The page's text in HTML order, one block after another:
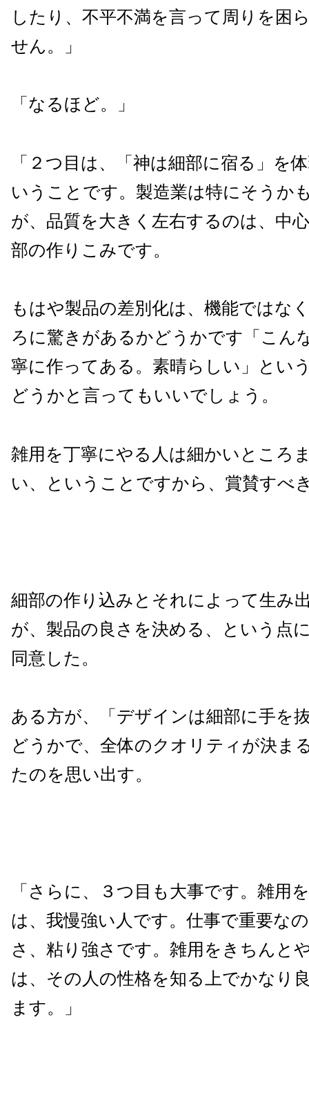
したり、不平不満を言って周りを困
せん。」
「なるほど。」
「２つ目は、「神は細部に宿る」を
いうことです。製造業は特にそうか
が、品質を大きく左右するのは、中
部の作りこみです。
もはや製品の差別化は、機能ではな
ろに驚きがあるかどうかです「こん
寧に作ってある。素晴らしい」とい
どうかと言ってもいいでしょう。
雑用を丁寧にやる人は細かいところ
い、ということですから、賞賛すべ
細部の作り込みとそれによって生み
が、製品の良さを決める、という点
同意した。
ある方が、「デザインは細部に手を
どうかで、全体のクオリティが決ま
たのを思い出す。
「さらに、３つ目も大事です。雑用
は、我慢強い人です。仕事で重要な
さ、粘り強さです。雑用をきちんと
は、その人の性格を知る上でかなり
ます。」